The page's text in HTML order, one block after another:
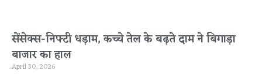
सेंसेक्स-निफ्टी धड़ाम, कच्चे तेल के बढ़ते दाम ने बिगाड़ा
बाजार का हाल
April 30, 2026